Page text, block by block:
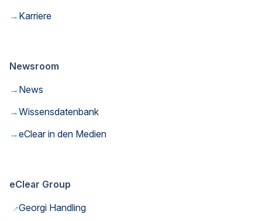
→ Karriere
Newsroom
→ News
→Wissensdatenbank
→eClear in den Medien
eClear Group
→Georgi Handling